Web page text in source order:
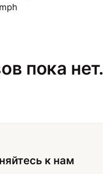
пока нет.
к нам